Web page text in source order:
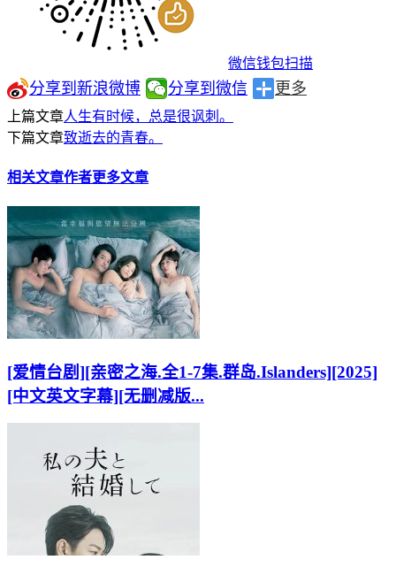
微信钱包扫描
分享到新浪微博 分享到微信 更多
上篇文章人生有时候，总是很讽刺。
下篇文章致逝去的青春。
相关文章作者更多文章
[爱情台剧][亲密之海.全1-7集.群岛.Islanders][2025]
[中文英文字幕][无删减版...